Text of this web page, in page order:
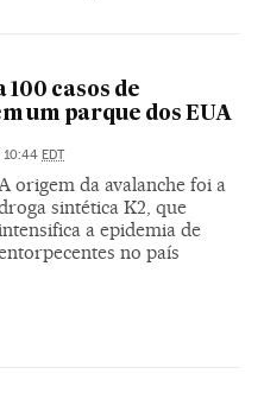
casos de
um parque dos EUA
10:44 EDT
origem da avalanche foi a
sintética K2, que
a epidemia de
no país